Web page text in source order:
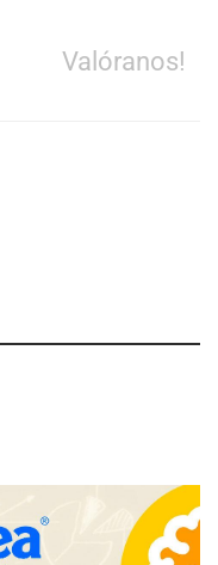
Valóranos!